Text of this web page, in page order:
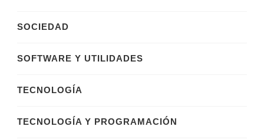
SOCIEDAD
SOFTWARE Y UTILIDADES
TECNOLOGÍA
TECNOLOGÍA Y PROGRAMACIÓN